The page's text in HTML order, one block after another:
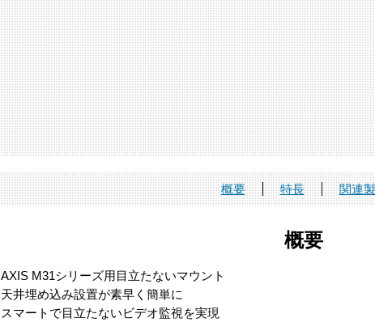
概要 特長 関連
概要
AXIS M31シリーズ用目立たないマウント
天井埋め込み設置が素早く簡単に
スマートで目立たないビデオ監視を実現